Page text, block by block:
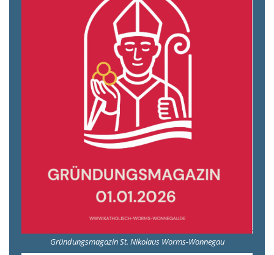
Gründungsmagazin St. Nikolaus Worms-Wonnegau